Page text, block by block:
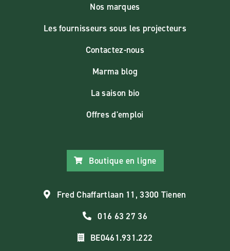
Nos marques
Les fournisseurs sous les projecteurs
Contactez-nous
Marma blog
La saison bio
Offres d'emploi
Boutique en ligne
Fred Chaffartlaan 11, 3300 Tienen
016 63 27 36
BE0461.931.222